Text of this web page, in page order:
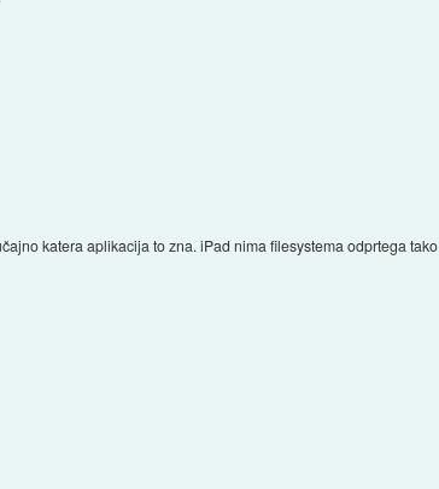
katera aplikacija to zna. iPad nima filesystema odprtega tako